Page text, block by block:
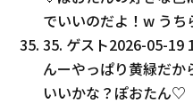
でいいのだよ！w うち
35. ゲスト2026-05-19
んーやっぱり黄緑だか
いいかな？ぽおたん♡